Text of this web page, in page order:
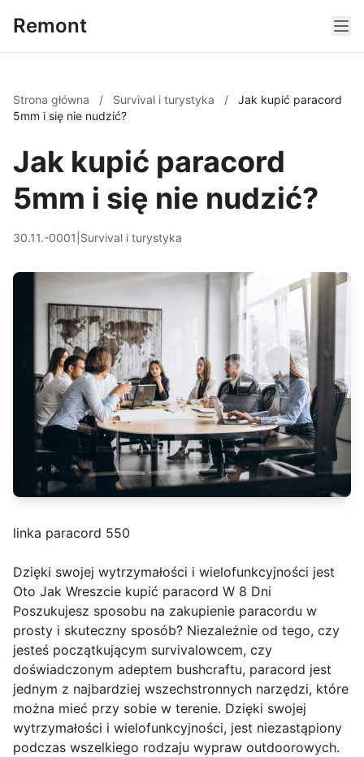
Remont
Strona główna / Survival i turystyka /
Jak kupić paracord
5mm i się nie nudzić?
Jak kupić paracord
5mm i się nie nudzić?
30.11.-0001 Survival i turystyka
linka paracord 550
Dzięki swojej wytrzymałości i wielofunkcyjności jest
Oto Jak Wreszcie kupić paracord W 8 Dni
Poszukujesz sposobu na zakupienie paracordu w
prosty i skuteczny sposób? Niezależnie od tego, czy
jesteś początkującym survivalowcem, czy
doświadczonym adeptem bushcraftu, paracord jest
jednym z najbardziej wszechstronnych narzędzi, które
można mieć przy sobie w terenie. Dzięki swojej
wytrzymałości i wielofunkcyjności, jest niezastąpiony
podczas wszelkiego rodzaju wypraw outdoorowych.